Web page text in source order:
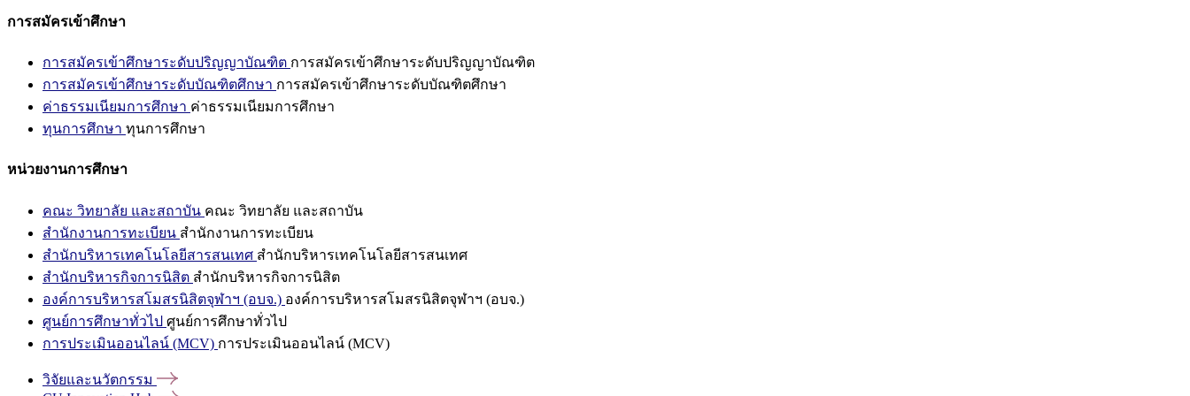
การสมัครเข้าศึกษา
การสมัครเข้าศึกษาระดับปริญญาบัณฑิต การสมัครเข้าศึกษาระดับปริญญาบัณฑิต
การสมัครเข้าศึกษาระดับบัณฑิตศึกษา การสมัครเข้าศึกษาระดับบัณฑิตศึกษา
ค่าธรรมเนียมการศึกษา ค่าธรรมเนียมการศึกษา
ทุนการศึกษา ทุนการศึกษา
หน่วยงานการศึกษา
คณะ วิทยาลัย และสถาบัน คณะ วิทยาลัย และสถาบัน
สำนักงานการทะเบียน สำนักงานการทะเบียน
สำนักบริหารเทคโนโลยีสารสนเทศ สำนักบริหารเทคโนโลยีสารสนเทศ
สำนักบริหารกิจการนิสิต สำนักบริหารกิจการนิสิต
องค์การบริหารสโมสรนิสิตจุฬาฯ (อบจ.) องค์การบริหารสโมสรนิสิตจุฬาฯ (อบจ.)
ศูนย์การศึกษาทั่วไป ศูนย์การศึกษาทั่วไป
การประเมินออนไลน์ (MCV) การประเมินออนไลน์ (MCV)
วิจัยและนวัตกรรม